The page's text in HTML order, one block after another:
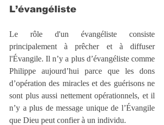
L’évangéliste
Le rôle d'un évangéliste consiste
principalement à prêcher et à diffuser
l'Évangile. Il n’y a plus d’évangéliste comme
Philippe aujourd’hui parce que les dons
d’opération des miracles et des guérisons ne
sont plus aussi nettement opérationnels, et il
n’y a plus de message unique de l’Évangile
que Dieu peut confier à un individu.